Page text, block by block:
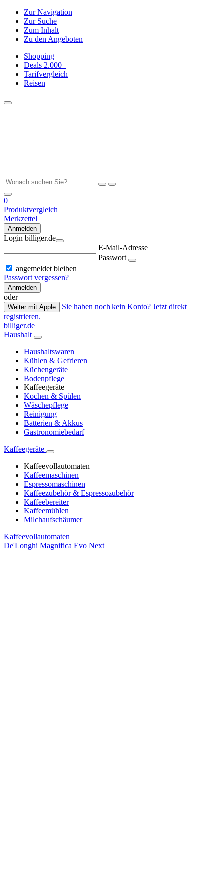
Zur Navigation
Zur Suche
Zum Inhalt
Zu den Angeboten
Shopping
Deals 2.000+
Tarifvergleich
Reisen
0
Produktvergleich
Merkzettel
Anmelden
Login billiger.de
E-Mail-Adresse
Passwort
angemeldet bleiben
Passwort vergessen?
Anmelden
oder
Weiter mit Apple
Sie haben noch kein Konto? Jetzt direkt
registrieren.
billiger.de
Haushalt
Haushaltswaren
Kühlen & Gefrieren
Küchengeräte
Bodenpflege
Kaffeegeräte
Kochen & Spülen
Wäschepflege
Reinigung
Batterien & Akkus
Gastronomiebedarf
Kaffeegeräte
Kaffeevollautomaten
Kaffeemaschinen
Espressomaschinen
Kaffeezubehör & Espressozubehör
Kaffeebereiter
Kaffeemühlen
Milchaufschäumer
Kaffeevollautomaten
De'Longhi Magnifica Evo Next